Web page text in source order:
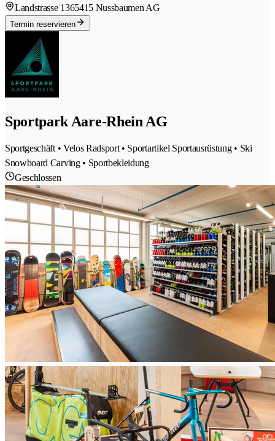
Landstrasse 1365415 Nussbaumen AG
Termin reservieren
Sportpark Aare-Rhein AG
Sportgeschäft • Velos Radsport • Sportartikel Sportausrüstung • Ski
Snowboard Carving • Sportbekleidung
Geschlossen